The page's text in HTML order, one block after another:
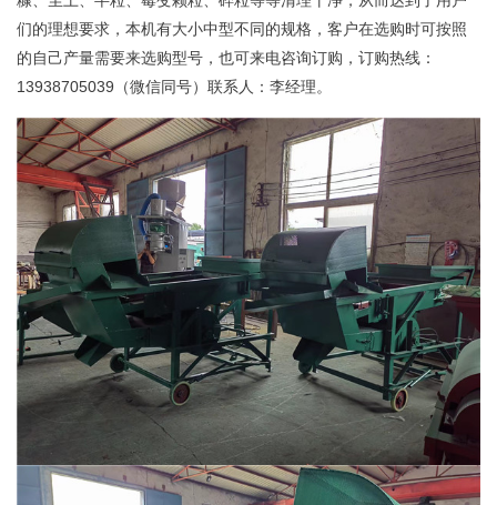
们的理想要求，本机有大小中型不同的规格，客户在选购时可按照
的自己产量需要来选购型号，也可来电咨询订购，订购热线：
13938705039（微信同号）联系人：李经理。